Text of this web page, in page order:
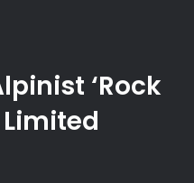
‘Rock
Limited